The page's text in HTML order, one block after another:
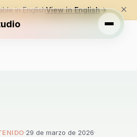
in EnglishView in English
·29 de marzo de 2026·